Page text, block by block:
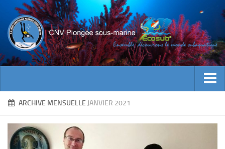
ACTUALITES
INFOS CNV
ARCHIVE MENSUELLE JANVIER 2021